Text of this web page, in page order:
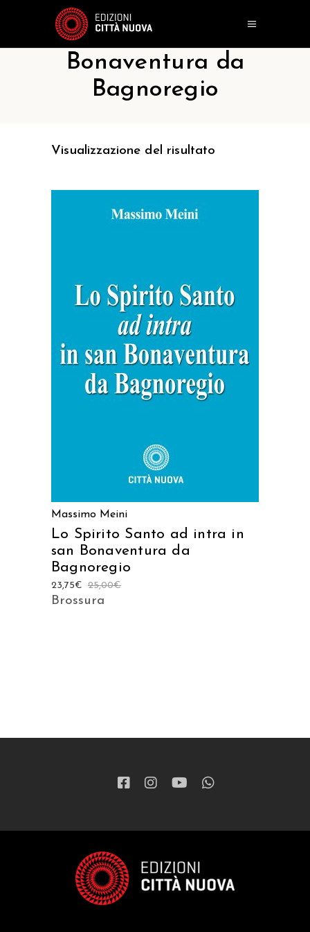
Bonaventura da
Bagnoregio
Visualizzazione del risultato
AGGIUNGI AL CARRELLO
Massimo Meini
Lo Spirito Santo ad intra in
san Bonaventura da
Bagnoregio
25,00€
23,75€
Brossura